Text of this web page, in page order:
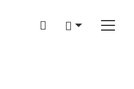
站_买球(中